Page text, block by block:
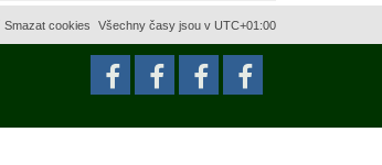
Všechny časy jsou v UTC+01:00
Smazat cookies